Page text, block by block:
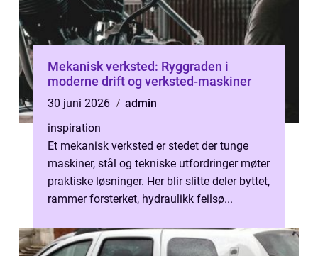
Mekanisk verksted: Ryggraden i
moderne drift og verksted-maskiner
30 juni 2026
admin
inspiration
Et mekanisk verksted er stedet der tunge
maskiner, stål og tekniske utfordringer møter
praktiske løsninger. Her blir slitte deler byttet,
rammer forsterket, hydraulikk feilsø...